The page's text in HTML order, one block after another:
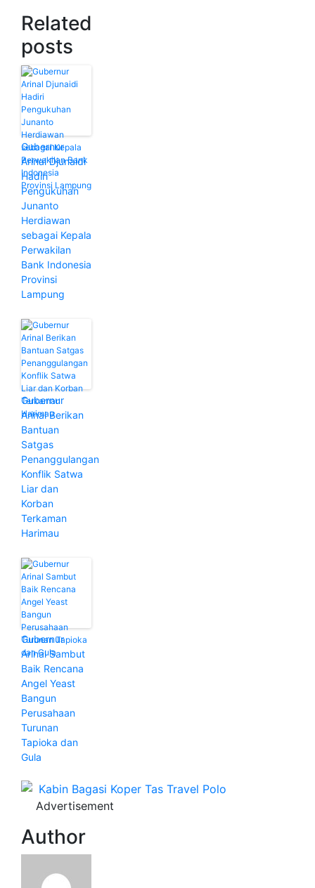
Related
posts
Gubernur
Arinal Djunaidi
Hadiri
Pengukuhan
Junanto
Herdiawan
sebagai Kepala
Perwakilan
Bank Indonesia
Provinsi
Lampung
Gubernur
Arinal Berikan
Bantuan
Satgas
Penanggulangan
Konflik Satwa
Liar dan
Korban
Terkaman
Harimau
Gubernur
Arinal Sambut
Baik Rencana
Angel Yeast
Bangun
Perusahaan
Turunan
Tapioka dan
Gula
Advertisement
Author